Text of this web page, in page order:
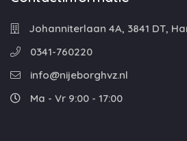
Johanniterlaan 4A, 3841 DT,
0341-760220
info@nijeborghvz.nl
Ma - Vr 9:00 - 17:00